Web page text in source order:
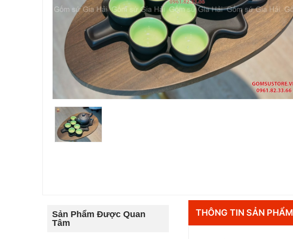
Sản Phẩm Được Quan
Tâm
THÔNG TIN SẢN PHẨM